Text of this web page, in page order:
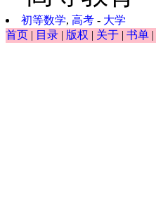
初等数学, 高考 - 大学
首页 | 目录 | 版权 | 关于 | 书单 |